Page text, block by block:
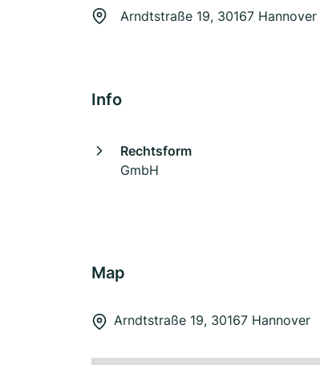
Arndtstraße 19, 30167 Hannover
Info
Rechtsform
GmbH
Map
Arndtstraße 19, 30167 Hannover